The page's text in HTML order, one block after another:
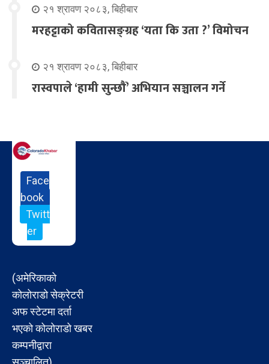
२१ श्रावण २०८३, बिहीबार
मरहट्टाको कवितासङ्ग्रह ‘यता कि उता ?’ विमोचन
२१ श्रावण २०८३, बिहीबार
रास्वपाले ‘हामी सुन्छौँ’ अभियान सञ्चालन गर्ने
Face
book
Twitt
er
(अमेरिकाको
कोलोराडो सेक्रेटरी
अफ स्टेटमा दर्ता
भएको कोलोराडो खबर
कम्पनीद्वारा